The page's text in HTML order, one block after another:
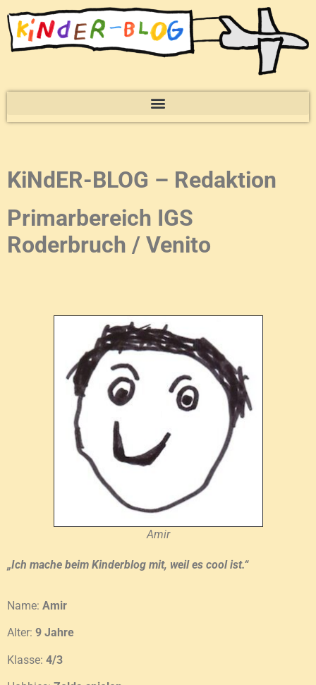
KiNdER-BLOG – Redaktion
Primarbereich IGS
Roderbruch / Venito
Amir
„Ich mache beim Kinderblog mit, weil es cool ist.“
Name: Amir
Alter: 9 Jahre
Klasse: 4/3